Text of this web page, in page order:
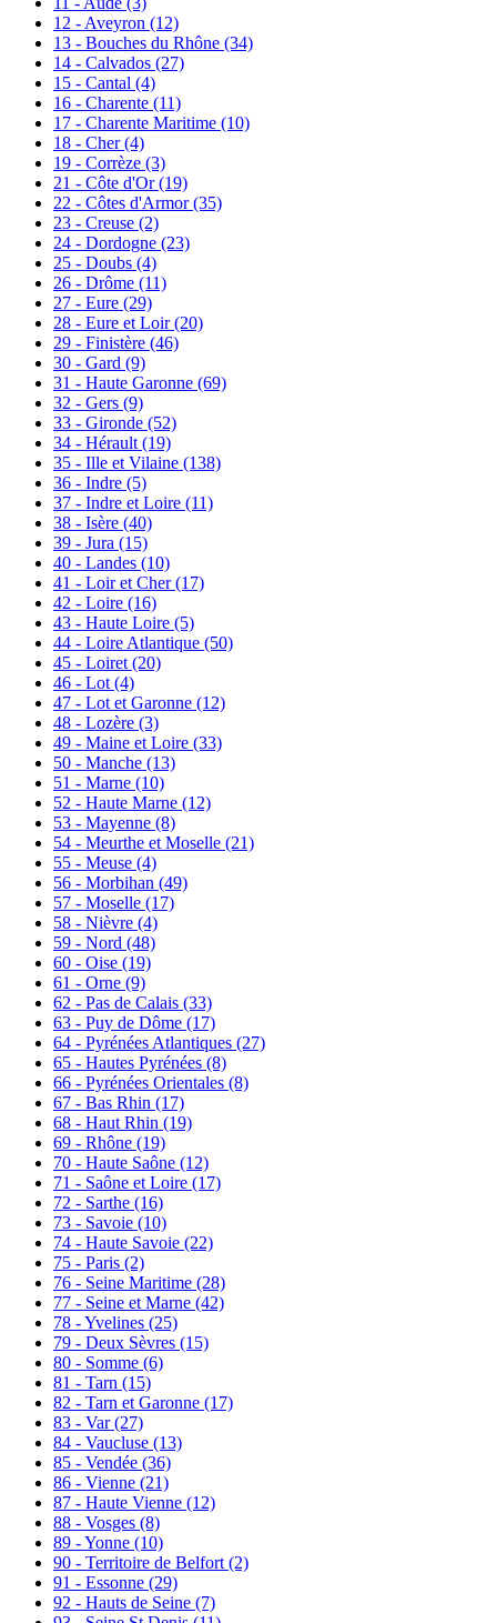
12 - Aveyron (12)
13 - Bouches du Rhône (34)
14 - Calvados (27)
15 - Cantal (4)
16 - Charente (11)
17 - Charente Maritime (10)
18 - Cher(4)
19 - Corrèze (3)
21 - Côte d'Or(19)
22 - Côtes d'Armor(35)
23 - Creuse (2)
24 - Dordogne (23)
25 - Doubs (4)
26 - Drôme (11)
27 - Eure (29)
28 - Eure et Loir(20)
29 - Finistère (46)
30 - Gard (9)
31 - Haute Garonne (69)
32 - Gers (9)
33 - Gironde (52)
34 - Hérault(19)
35 - Ille et Vilaine (138)
36 - Indre (5)
37 - Indre et Loire (11)
38 - Isère (40)
39 - Jura (15)
40 - Landes (10)
41 - Loir et Cher(17)
42 - Loire (16)
43 - Haute Loire (5)
44 - Loire Atlantique (50)
45 - Loiret(20)
46 - Lot(4)
47 - Lot et Garonne (12)
48 - Lozère (3)
49 - Maine et Loire (33)
50 - Manche (13)
51 - Marne (10)
52 - Haute Marne (12)
53 - Mayenne (8)
54 - Meurthe et Moselle (21)
55 - Meuse (4)
56 - Morbihan (49)
57 - Moselle (17)
58 - Nièvre (4)
59 - Nord (48)
60 - Oise (19)
61 - Orne (9)
62 - Pas de Calais (33)
63 - Puy de Dôme (17)
64 - Pyrénées Atlantiques (27)
65 - Hautes Pyrénées (8)
66 - Pyrénées Orientales (8)
67 - Bas Rhin (17)
68 - Haut Rhin (19)
69 - Rhône (19)
70 - Haute Saône (12)
71 - Saône et Loire (17)
72 - Sarthe (16)
73 - Savoie (10)
74 - Haute Savoie (22)
75 - Paris (2)
76 - Seine Maritime (28)
77 - Seine et Marne (42)
78 - Yvelines (25)
79 - Deux Sèvres (15)
80 - Somme (6)
81 - Tarn (15)
82 - Tarn et Garonne (17)
83 - Var(27)
84 - Vaucluse (13)
85 - Vendée (36)
86 - Vienne (21)
87 - Haute Vienne (12)
88 - Vosges (8)
89 - Yonne (10)
90 - Territoire de Belfort(2)
91 - Essonne (29)
92 - Hauts de Seine (7)